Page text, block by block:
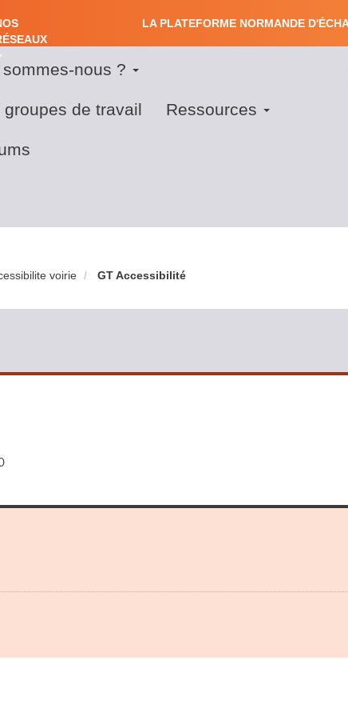
LA PLATEFORME NORMANDE
sommes-nous ?
groupes de travail Ressources
voirie GT Accessibilité